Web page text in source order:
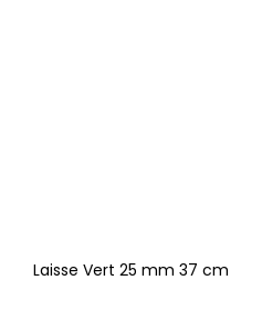
Laisse Vert 25 mm 37 cm